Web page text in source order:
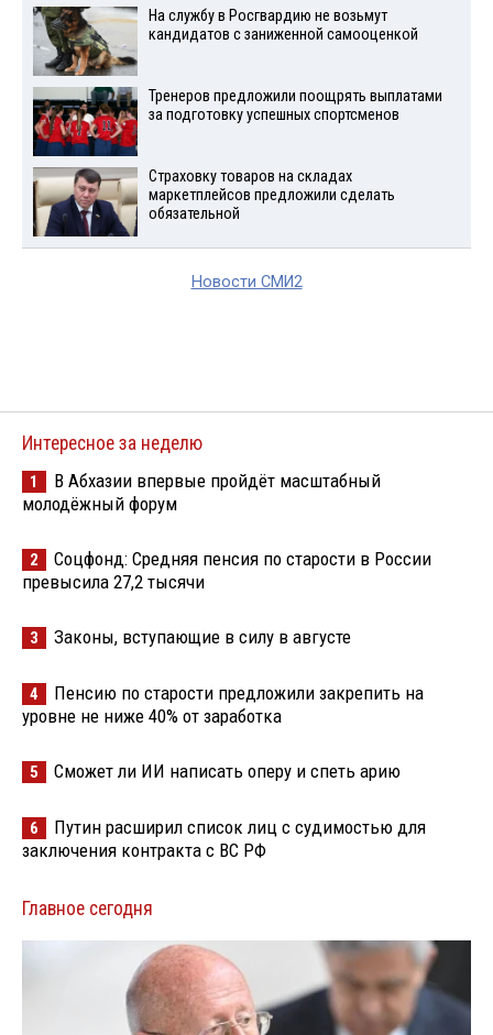
На службу в Росгвардию не возьмут
кандидатов с заниженной самооценкой
Тренеров предложили поощрять выплатами
за подготовку успешных спортсменов
Страховку товаров на складах
маркетплейсов предложили сделать
обязательной
Новости СМИ2
Интересное за неделю
1
В Абхазии впервые пройдёт масштабный
молодёжный форум
2
Соцфонд: Средняя пенсия по старости в России
превысила 27,2 тысячи
3 Законы, вступающие в силу в августе
4
Пенсию по старости предложили закрепить на
уровне не ниже 40% от заработка
5 Сможет ли ИИ написать оперу и спеть арию
6
Путин расширил список лиц с судимостью для
заключения контракта с ВС РФ
Главное сегодня